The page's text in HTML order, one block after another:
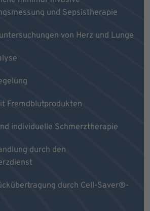
und Sepsistherapie
von Herz und Lunge
Fremdblutprodukten
individuelle Schmerztherapie
durch den
durch Cell-Saver®-